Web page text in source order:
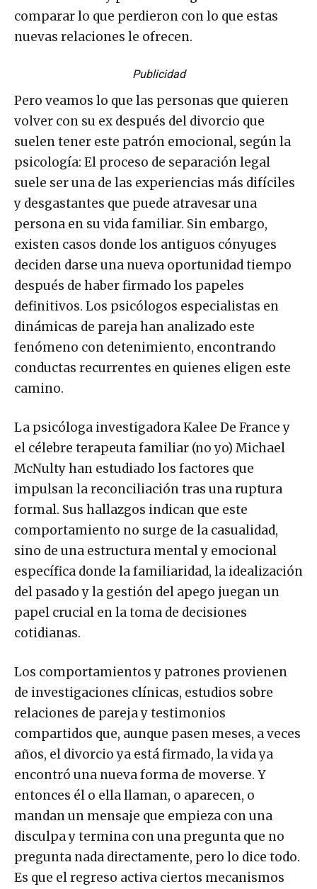
comparar lo que perdieron con lo que estas
nuevas relaciones le ofrecen.
Publicidad
Pero veamos lo que las personas que quieren
volver con su ex después del divorcio que
suelen tener este patrón emocional, según la
psicología: El proceso de separación legal
suele ser una de las experiencias más difíciles
y desgastantes que puede atravesar una
persona en su vida familiar. Sin embargo,
existen casos donde los antiguos cónyuges
deciden darse una nueva oportunidad tiempo
después de haber firmado los papeles
definitivos. Los psicólogos especialistas en
dinámicas de pareja han analizado este
fenómeno con detenimiento, encontrando
conductas recurrentes en quienes eligen este
camino.
La psicóloga investigadora Kalee De France y
el célebre terapeuta familiar (no yo) Michael
McNulty han estudiado los factores que
impulsan la reconciliación tras una ruptura
formal. Sus hallazgos indican que este
comportamiento no surge de la casualidad,
sino de una estructura mental y emocional
específica donde la familiaridad, la idealización
del pasado y la gestión del apego juegan un
papel crucial en la toma de decisiones
cotidianas.
Los comportamientos y patrones provienen
de investigaciones clínicas, estudios sobre
relaciones de pareja y testimonios
compartidos que, aunque pasen meses, a veces
años, el divorcio ya está firmado, la vida ya
encontró una nueva forma de moverse. Y
entonces él o ella llaman, o aparecen, o
mandan un mensaje que empieza con una
disculpa y termina con una pregunta que no
pregunta nada directamente, pero lo dice todo.
Es que el regreso activa ciertos mecanismos